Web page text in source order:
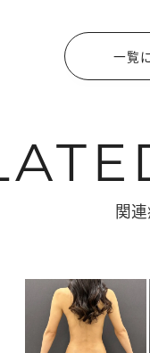
一覧
関